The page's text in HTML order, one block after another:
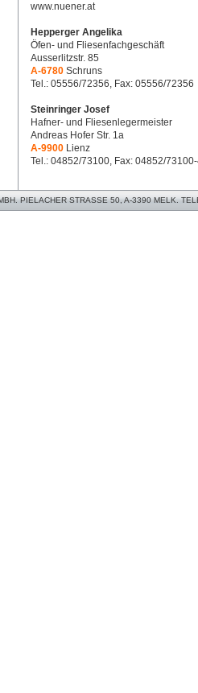
www.nuener.at
Hepperger Angelika
Öfen- und Fliesenfachgeschäft
Ausserlitzstr. 85
A-6780 Schruns
Tel.: 05556/72356, Fax: 05556/72356
Steinringer Josef
Hafner- und Fliesenlegermeister
Andreas Hofer Str. 1a
A-9900 Lienz
Tel.: 04852/73100, Fax: 04852/
PIELACHER STRASSE 50, A-3390 MELK.